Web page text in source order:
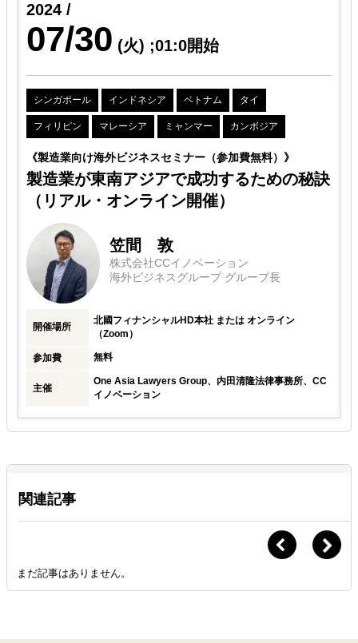
2024 /
07/30 (火) ;01:0開始
シンガポール インドネシア ベトナム タイ
フィリピン マレーシア ミャンマー カンボジア
《製造業向け海外ビジネスセミナー（参加費無料）》
製造業が東南アジアで成功するための秘訣
（リアル・オンライン開催）
笠間 敦
株式会社CCイノベーション
海外ビジネスグループ グループ長
開催場所
北國フィナンシャルHD本社 または オンライン
（Zoom）
参加費 無料
主催
One Asia Lawyers Group、内田清隆法律事務所、CC
イノベーション
関連記事
まだ記事はありません。